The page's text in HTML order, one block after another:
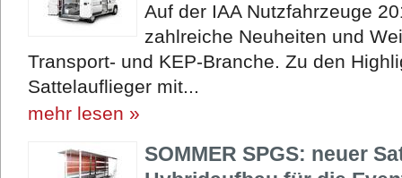
Auf der IAA Nutzfahrzeuge
zahlreiche Neuheiten und
Transport- und KEP-Branche. Zu den
Sattelauflieger mit...
mehr lesen »
SOMMER SPGS: neuer